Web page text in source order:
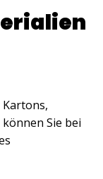
Sie bei